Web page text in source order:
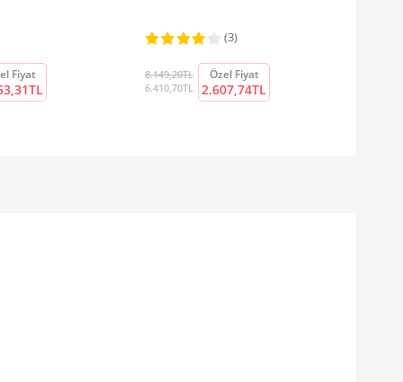
Fiyat
(3)
8.149,20TL
6.410,70TL
Özel Fiyat
2.607,74TL